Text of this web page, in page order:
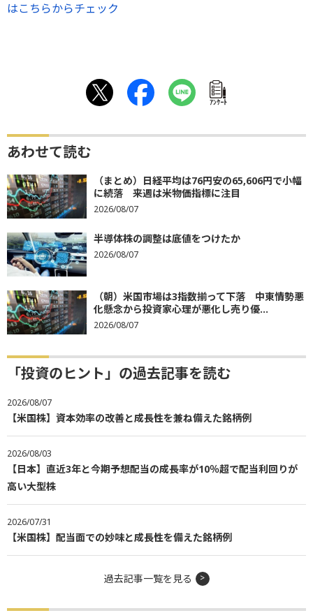
はこちらからチェック
ｱﾝｹｰﾄ
あわせて読む
（まとめ）日経平均は76円安の65,606円で小幅
に続落 来週は米物価指標に注目
2026/08/07
半導体株の調整は底値をつけたか
2026/08/07
（朝）米国市場は3指数揃って下落 中東情勢悪
化懸念から投資家心理が悪化し売り優...
2026/08/07
「投資のヒント」の過去記事を読む
2026/08/07
【米国株】資本効率の改善と成長性を兼ね備えた銘柄例
2026/08/03
【日本】直近3年と今期予想配当の成長率が10％超で配当利回りが
高い大型株
2026/07/31
【米国株】配当面での妙味と成長性を備えた銘柄例
過去記事一覧を見る